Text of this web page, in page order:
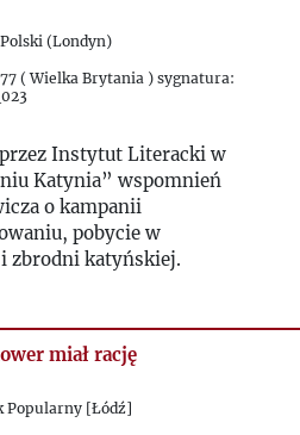
2020
(Londyn)
( Wielka Brytania ) sygnatura:
Instytut Literacki w
Katynia” wspomnień
o kampanii
pobycie w
zbrodni katyńskiej.
miał rację
Popularny [Łódź]